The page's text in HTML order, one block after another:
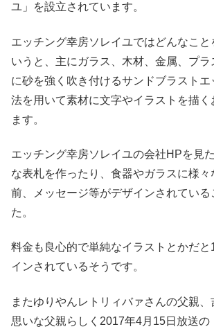
ユ」を設立されています。
エッチング幸房ソレイユではどんなこと
いうと、主にガラス、木材、金属、プ
に砂を強く吹き付けるサンドブラストエ
法を用いて素材に文字やイラストを描く
ます。
エッチング幸房ソレイユの会社HPを見
な表札を作ったり、食器やガラスに様々
前、メッセージ等がデザインされている
た。
料金も良心的で単純なイラストとかだ
インされているそうです。
またゆりやんレトリィバァさんの父親
思いな父親らしく2017年4月15日放送の